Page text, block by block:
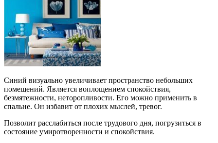
Синий визуально увеличивает пространство небольших
помещений. Является воплощением спокойствия,
безмятежности, неторопливости. Его можно применить в
спальне. Он избавит от плохих мыслей, тревог.
Позволит расслабиться после трудового дня, погрузиться в
состояние умиротворенности и спокойствия.